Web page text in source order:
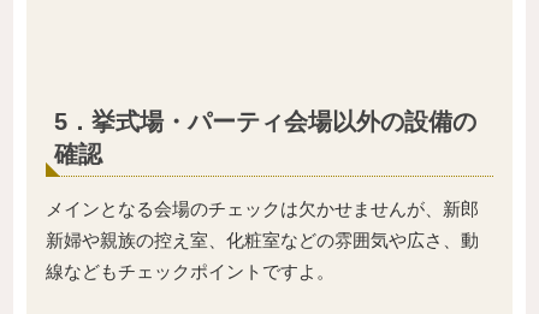
5．挙式場・パーティ会場以外の設備の
確認
メインとなる会場のチェックは欠かせませんが、新郎
新婦や親族の控え室、化粧室などの雰囲気や広さ、動
線などもチェックポイントですよ。